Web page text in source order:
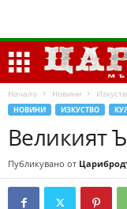
Начало Новини
НОВИНИ ИЗКУСТВО
Великият
Публикувано от